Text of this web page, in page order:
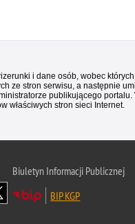
i dane osób, wobec
ze stron serwisu, a następnie
publikującego
właściwych stron sieci Internet.
Biuletyn Informacji Publicznej
BIP KGP